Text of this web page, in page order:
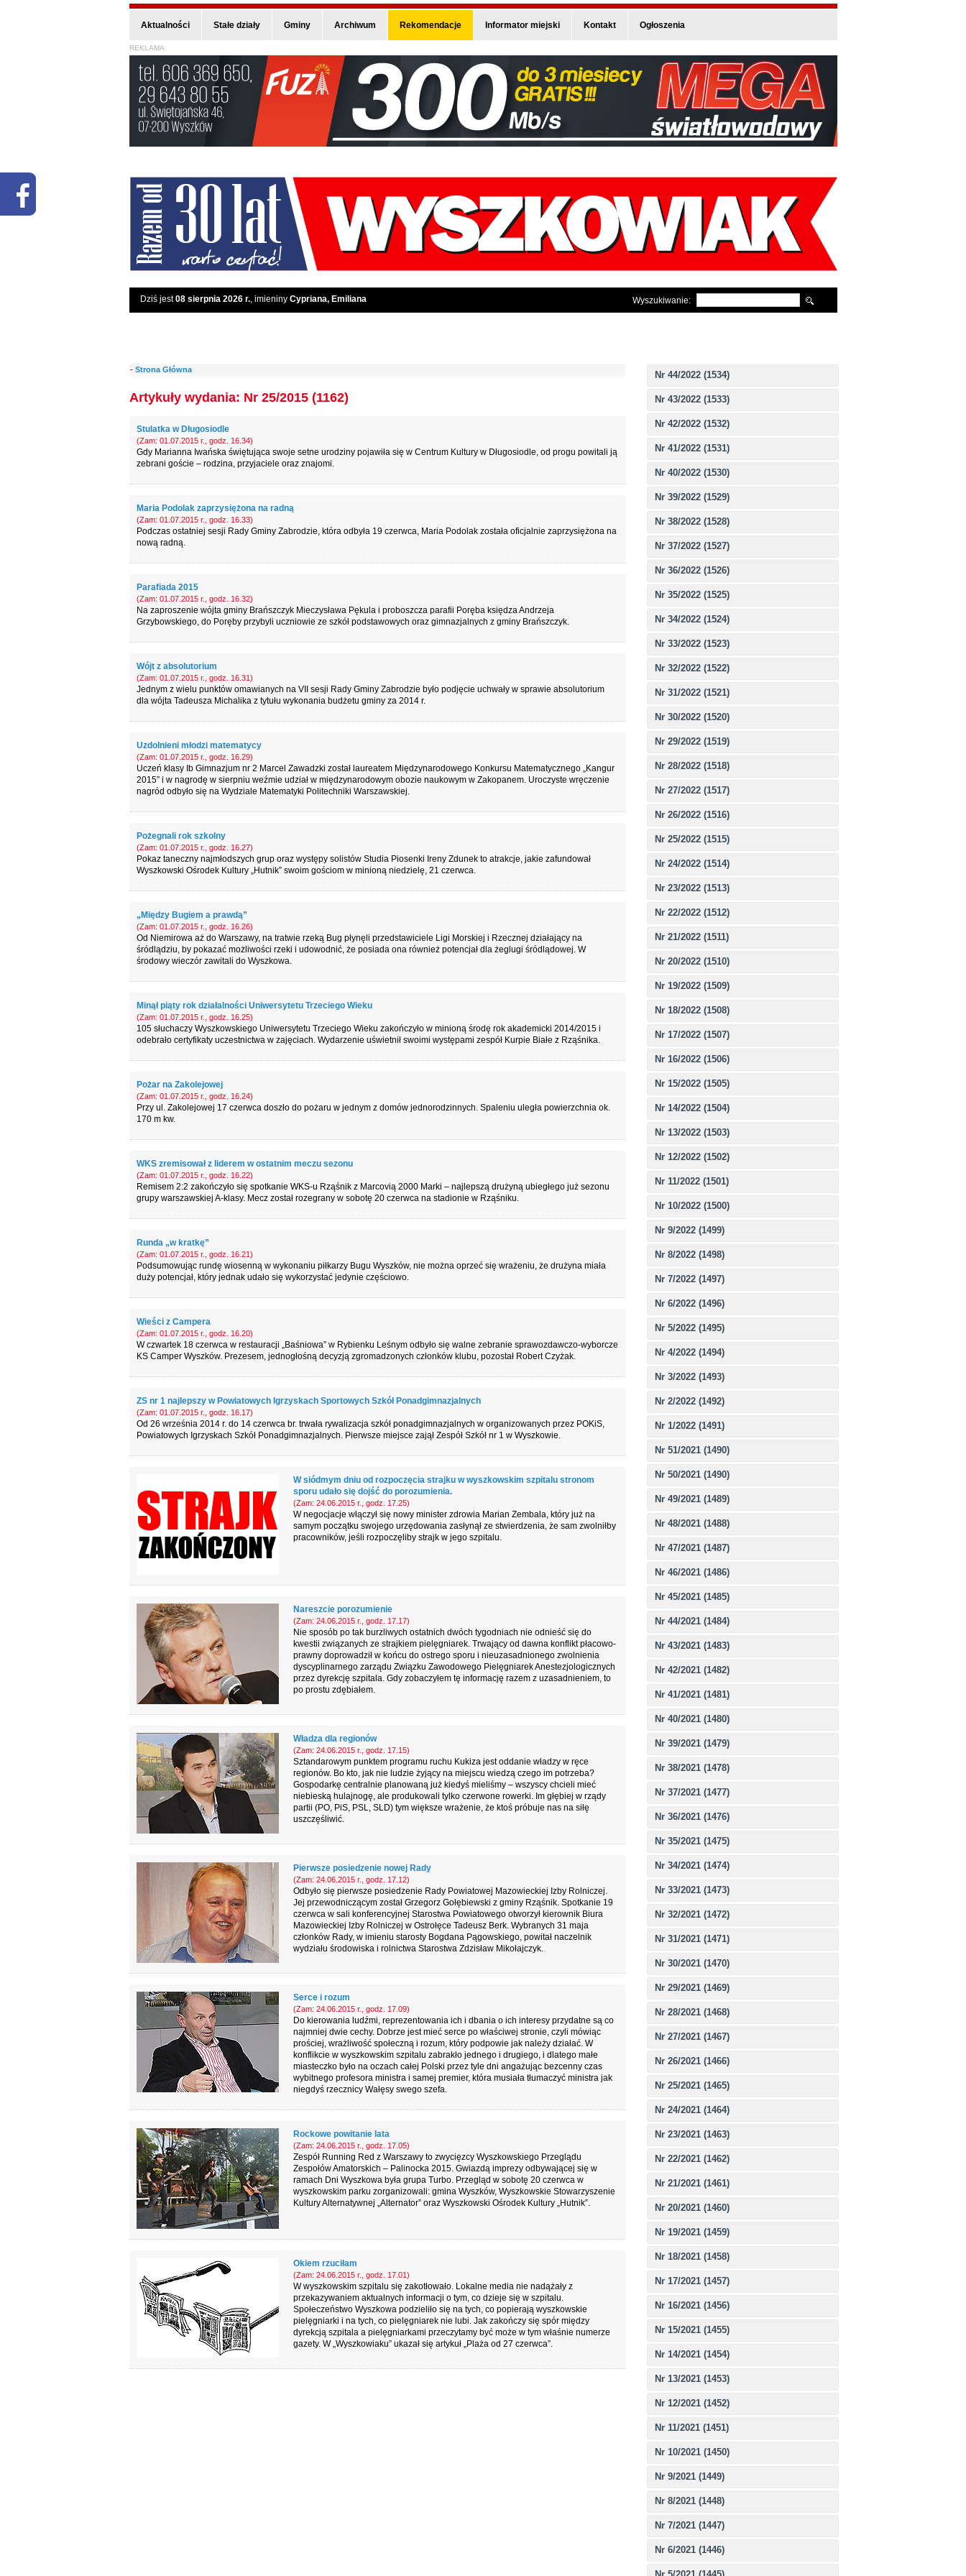
Aktualności Stałe działy Gminy Archiwum Rekomendacje Informator miejski Kontakt Ogłoszenia
REKLAMA
Dziś jest08 sierpnia 2026 r., imieniny Cypriana, Emiliana Wyszukiwanie:
Nr 44/2022 (1534)
Nr 43/2022 (1533)
Nr 42/2022 (1532)
Nr 41/2022 (1531)
Nr 40/2022 (1530)
Nr 39/2022 (1529)
Nr 38/2022 (1528)
Nr 37/2022 (1527)
Nr 36/2022 (1526)
Nr 35/2022 (1525)
Nr 34/2022 (1524)
Nr 33/2022 (1523)
Nr 32/2022 (1522)
Nr 31/2022 (1521)
Nr 30/2022 (1520)
Nr 29/2022 (1519)
Nr 28/2022 (1518)
Nr 27/2022 (1517)
Nr 26/2022 (1516)
Nr 25/2022 (1515)
Nr 24/2022 (1514)
Nr 23/2022 (1513)
Nr 22/2022 (1512)
Nr 21/2022 (1511)
Nr 20/2022 (1510)
Nr 19/2022 (1509)
Nr 18/2022 (1508)
Nr 17/2022 (1507)
Nr 16/2022 (1506)
Nr 15/2022 (1505)
Nr 14/2022 (1504)
Nr 13/2022 (1503)
Nr 12/2022 (1502)
Nr 11/2022 (1501)
Nr 10/2022 (1500)
Nr 9/2022 (1499)
Nr 8/2022 (1498)
Nr 7/2022 (1497)
Nr 6/2022 (1496)
Nr 5/2022 (1495)
Nr 4/2022 (1494)
Nr 3/2022 (1493)
Nr 2/2022 (1492)
Nr 1/2022 (1491)
Nr 51/2021 (1490)
Nr 50/2021 (1490)
Nr 49/2021 (1489)
Nr 48/2021 (1488)
Nr 47/2021 (1487)
Nr 46/2021 (1486)
Nr 45/2021 (1485)
Nr 44/2021 (1484)
Nr 43/2021 (1483)
Nr 42/2021 (1482)
Nr 41/2021 (1481)
Nr 40/2021 (1480)
Nr 39/2021 (1479)
Nr 38/2021 (1478)
Nr 37/2021 (1477)
Nr 36/2021 (1476)
Nr 35/2021 (1475)
Nr 34/2021 (1474)
Nr 33/2021 (1473)
Nr 32/2021 (1472)
Nr 31/2021 (1471)
Nr 30/2021 (1470)
Nr 29/2021 (1469)
Nr 28/2021 (1468)
Nr 27/2021 (1467)
Nr 26/2021 (1466)
Nr 25/2021 (1465)
Nr 24/2021 (1464)
Nr 23/2021 (1463)
Nr 22/2021 (1462)
Nr 21/2021 (1461)
Nr 20/2021 (1460)
Nr 19/2021 (1459)
Nr 18/2021 (1458)
Nr 17/2021 (1457)
Nr 16/2021 (1456)
Nr 15/2021 (1455)
Nr 14/2021 (1454)
Nr 13/2021 (1453)
Nr 12/2021 (1452)
Nr 11/2021 (1451)
Nr 10/2021 (1450)
Nr 9/2021 (1449)
Nr 8/2021 (1448)
Nr 7/2021 (1447)
Nr 6/2021 (1446)
- Strona Główna
Artykuły wydania: Nr 25/2015 (1162)
Stulatka w Długosiodle
(Zam: 01.07.2015 r., godz. 16.34)
Gdy Marianna Iwańska świętująca swoje setne urodziny pojawiła się w Centrum Kultury w Długosiodle, od progu powitali ją
zebrani goście – rodzina, przyjaciele oraz znajomi.
Maria Podolak zaprzysiężona na radną
(Zam: 01.07.2015 r., godz. 16.33)
Podczas ostatniej sesji Rady Gminy Zabrodzie, która odbyła 19 czerwca, Maria Podolak została oficjalnie zaprzysiężona na
nową radną.
Parafiada 2015
(Zam: 01.07.2015 r., godz. 16.32)
Na zaproszenie wójta gminy Brańszczyk Mieczysława Pękula i proboszcza parafii Poręba księdza Andrzeja
Grzybowskiego, do Poręby przybyli uczniowie ze szkół podstawowych oraz gimnazjalnych z gminy Brańszczyk.
Wójt z absolutorium
(Zam: 01.07.2015 r., godz. 16.31)
Jednym z wielu punktów omawianych na VII sesji Rady Gminy Zabrodzie było podjęcie uchwały w sprawie absolutorium
dla wójta Tadeusza Michalika z tytułu wykonania budżetu gminy za 2014 r.
Uzdolnieni młodzi matematycy
(Zam: 01.07.2015 r., godz. 16.29)
Uczeń klasy Ib Gimnazjum nr 2 Marcel Zawadzki został laureatem Międzynarodowego Konkursu Matematycznego „Kangur
2015” i w nagrodę w sierpniu weźmie udział w międzynarodowym obozie naukowym w Zakopanem. Uroczyste wręczenie
nagród odbyło się na Wydziale Matematyki Politechniki Warszawskiej.
Pożegnali rok szkolny
(Zam: 01.07.2015 r., godz. 16.27)
Pokaz taneczny najmłodszych grup oraz występy solistów Studia Piosenki Ireny Zdunek to atrakcje, jakie zafundował
Wyszkowski Ośrodek Kultury „Hutnik” swoim gościom w minioną niedzielę, 21 czerwca.
„Między Bugiem a prawdą”
(Zam: 01.07.2015 r., godz. 16.26)
Od Niemirowa aż do Warszawy, na tratwie rzeką Bug płynęli przedstawiciele Ligi Morskiej i Rzecznej działający na
śródlądziu, by pokazać możliwości rzeki i udowodnić, że posiada ona również potencjał dla żeglugi śródlądowej. W
środowy wieczór zawitali do Wyszkowa.
Minął piąty rok działalności Uniwersytetu Trzeciego Wieku
(Zam: 01.07.2015 r., godz. 16.25)
105 słuchaczy Wyszkowskiego Uniwersytetu Trzeciego Wieku zakończyło w minioną środę rok akademicki 2014/2015 i
odebrało certyfikaty uczestnictwa w zajęciach. Wydarzenie uświetnił swoimi występami zespół Kurpie Białe z Rząśnika.
Pożar na Zakolejowej
(Zam: 01.07.2015 r., godz. 16.24)
Przy ul. Zakolejowej 17 czerwca doszło do pożaru w jednym z domów jednorodzinnych. Spaleniu uległa powierzchnia ok.
170 m kw.
WKS zremisował z liderem w ostatnim meczu sezonu
(Zam: 01.07.2015 r., godz. 16.22)
Remisem 2:2 zakończyło się spotkanie WKS-u Rząśnik z Marcovią 2000 Marki – najlepszą drużyną ubiegłego już sezonu
grupy warszawskiej A-klasy. Mecz został rozegrany w sobotę 20 czerwca na stadionie w Rząśniku.
Runda „w kratkę”
(Zam: 01.07.2015 r., godz. 16.21)
Podsumowując rundę wiosenną w wykonaniu piłkarzy Bugu Wyszków, nie można oprzeć się wrażeniu, że drużyna miała
duży potencjał, który jednak udało się wykorzystać jedynie częściowo.
Wieści z Campera
(Zam: 01.07.2015 r., godz. 16.20)
W czwartek 18 czerwca w restauracji „Baśniowa” w Rybienku Leśnym odbyło się walne zebranie sprawozdawczo-wyborcze
KS Camper Wyszków. Prezesem, jednogłośną decyzją zgromadzonych członków klubu, pozostał Robert Czyżak.
ZS nr 1 najlepszy w Powiatowych Igrzyskach Sportowych Szkół Ponadgimnazjalnych
(Zam: 01.07.2015 r., godz. 16.17)
Od 26 września 2014 r. do 14 czerwca br. trwała rywalizacja szkół ponadgimnazjalnych w organizowanych przez POKiS,
Powiatowych Igrzyskach Szkół Ponadgimnazjalnych. Pierwsze miejsce zajął Zespół Szkół nr 1 w Wyszkowie.
W siódmym dniu od rozpoczęcia strajku w wyszkowskim szpitalu stronom
sporu udało się dojść do porozumienia.
(Zam: 24.06.2015 r., godz. 17.25)
W negocjacje włączył się nowy minister zdrowia Marian Zembala, który już na
samym początku swojego urzędowania zasłynął ze stwierdzenia, że sam zwolniłby
pracowników, jeśli rozpoczęliby strajk w jego szpitalu.
Nareszcie porozumienie
(Zam: 24.06.2015 r., godz. 17.17)
Nie sposób po tak burzliwych ostatnich dwóch tygodniach nie odnieść się do
kwestii związanych ze strajkiem pielęgniarek. Trwający od dawna konflikt płacowo-
prawny doprowadził w końcu do ostrego sporu i nieuzasadnionego zwolnienia
dyscyplinarnego zarządu Związku Zawodowego Pielęgniarek Anestezjologicznych
przez dyrekcję szpitala. Gdy zobaczyłem tę informację razem z uzasadnieniem, to
po prostu zdębiałem.
Władza dla regionów
(Zam: 24.06.2015 r., godz. 17.15)
Sztandarowym punktem programu ruchu Kukiza jest oddanie władzy w ręce
regionów. Bo kto, jak nie ludzie żyjący na miejscu wiedzą czego im potrzeba?
Gospodarkę centralnie planowaną już kiedyś mieliśmy – wszyscy chcieli mieć
niebieską hulajnogę, ale produkowali tylko czerwone rowerki. Im głębiej w rządy
partii (PO, PiS, PSL, SLD) tym większe wrażenie, że ktoś próbuje nas na siłę
uszczęśliwić.
Pierwsze posiedzenie nowej Rady
(Zam: 24.06.2015 r., godz. 17.12)
Odbyło się pierwsze posiedzenie Rady Powiatowej Mazowieckiej Izby Rolniczej.
Jej przewodniczącym został Grzegorz Gołębiewski z gminy Rząśnik. Spotkanie 19
czerwca w sali konferencyjnej Starostwa Powiatowego otworzył kierownik Biura
Mazowieckiej Izby Rolniczej w Ostrołęce Tadeusz Berk. Wybranych 31 maja
członków Rady, w imieniu starosty Bogdana Pągowskiego, powitał naczelnik
wydziału środowiska i rolnictwa Starostwa Zdzisław Mikołajczyk.
Serce i rozum
(Zam: 24.06.2015 r., godz. 17.09)
Do kierowania ludźmi, reprezentowania ich i dbania o ich interesy przydatne są co
najmniej dwie cechy. Dobrze jest mieć serce po właściwej stronie, czyli mówiąc
prościej, wrażliwość społeczną i rozum, który podpowie jak należy działać. W
konflikcie w wyszkowskim szpitalu zabrakło jednego i drugiego, i dlatego małe
miasteczko było na oczach całej Polski przez tyle dni angażując bezcenny czas
wybitnego profesora ministra i samej premier, która musiała tłumaczyć ministra jak
niegdyś rzecznicy Wałęsy swego szefa.
Rockowe powitanie lata
(Zam: 24.06.2015 r., godz. 17.05)
Zespół Running Red z Warszawy to zwycięzcy Wyszkowskiego Przeglądu
Zespołów Amatorskich – Palinocka 2015. Gwiazdą imprezy odbywającej się w
ramach Dni Wyszkowa była grupa Turbo. Przegląd w sobotę 20 czerwca w
wyszkowskim parku zorganizowali: gmina Wyszków, Wyszkowskie Stowarzyszenie
Kultury Alternatywnej „Alternator” oraz Wyszkowski Ośrodek Kultury „Hutnik”.
Okiem rzuciłam
(Zam: 24.06.2015 r., godz. 17.01)
W wyszkowskim szpitalu się zakotłowało. Lokalne media nie nadążały z
przekazywaniem aktualnych informacji o tym, co dzieje się w szpitalu.
Społeczeństwo Wyszkowa podzieliło się na tych, co popierają wyszkowskie
pielęgniarki i na tych, co pielęgniarek nie lubi. Jak zakończy się spór między
dyrekcją szpitala a pielęgniarkami przeczytamy być może w tym właśnie numerze
gazety. W „Wyszkowiaku” ukazał się artykuł „Plaża od 27 czerwca”.